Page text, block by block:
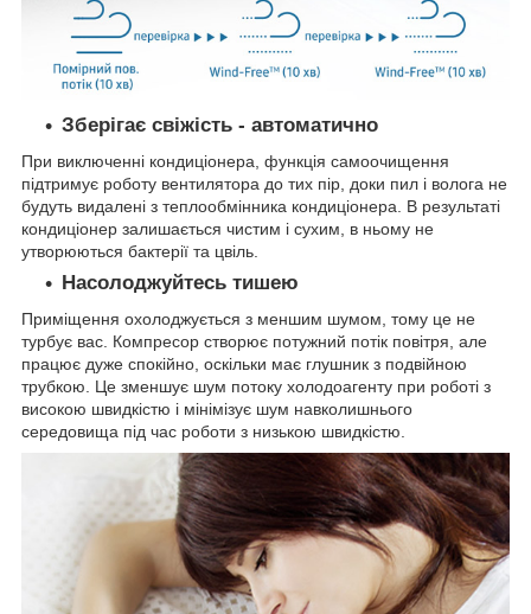
Зберігає свіжість - автоматично
При виключенні кондиціонера, функція самоочищення
підтримує роботу вентилятора до тих пір, доки пил і волога не
будуть видалені з теплообмінника кондиціонера. В результаті
кондиціонер залишається чистим і сухим, в ньому не
утворюються бактерії та цвіль.
Насолоджуйтесь тишею
Приміщення охолоджується з меншим шумом, тому це не
турбує вас. Компресор створює потужний потік повітря, але
працює дуже спокійно, оскільки має глушник з подвійною
трубкою. Це зменшує шум потоку холодоагенту при роботі з
високою швидкістю і мінімізує шум навколишнього
середовища під час роботи з низькою швидкістю.